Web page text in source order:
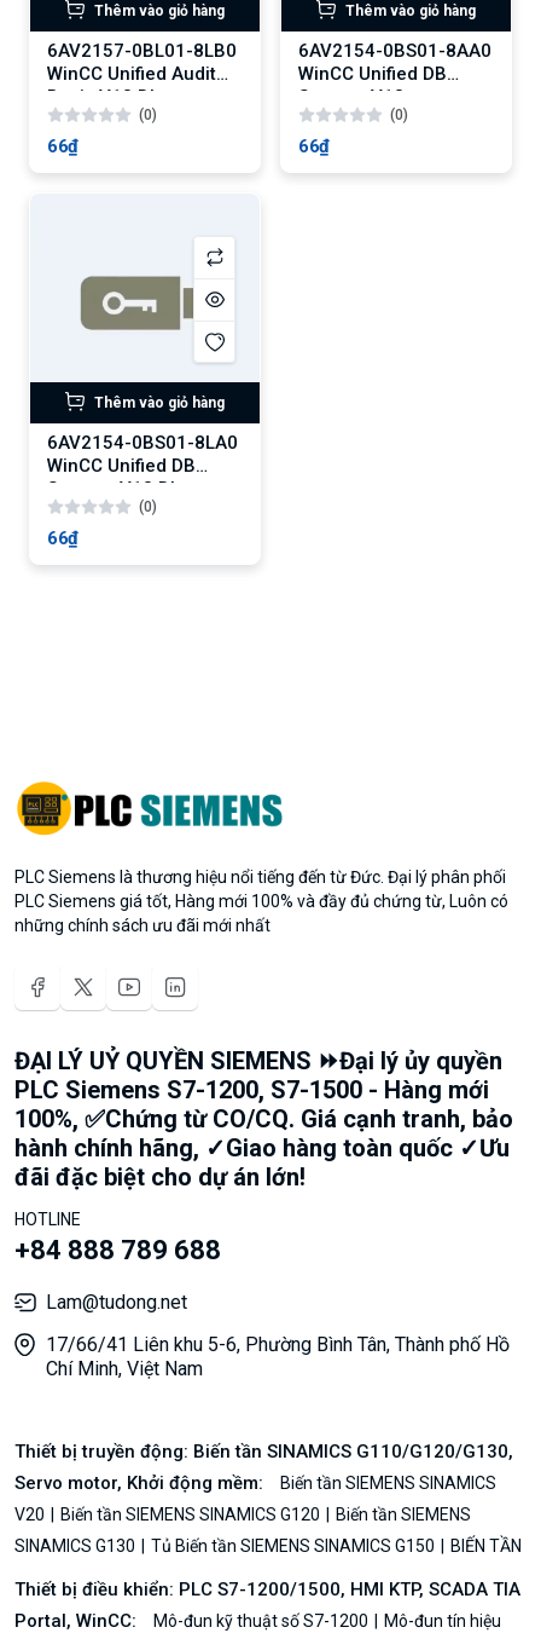
Thêm vào giỏ hàng
6AV2157-0BL01-8LB0
WinCC Unified Audit
Basis V18 DL
(0)
66₫
Thêm vào giỏ hàng
6AV2154-0BS01-8AA0
WinCC Unified DB
Storage V18
(0)
66₫
Thêm vào giỏ hàng
6AV2154-0BS01-8LA0
WinCC Unified DB
Storage V18 DL
(0)
66₫
PLC Siemens là thương hiệu nổi tiếng đến từ Đức. Đại lý phân phối
PLC Siemens giá tốt, Hàng mới 100% và đầy đủ chứng từ, Luôn có
những chính sách ưu đãi mới nhất
ĐẠI LÝ UỶ QUYỀN SIEMENS ⏩Đại lý ủy quyền
PLC Siemens S7-1200, S7-1500 - Hàng mới
100%, ✅Chứng từ CO/CQ. Giá cạnh tranh, bảo
hành chính hãng, ✓Giao hàng toàn quốc ✓Ưu
đãi đặc biệt cho dự án lớn!
HOTLINE
+84 888 789 688
Lam@tudong.net
17/66/41 Liên khu 5-6, Phường Bình Tân, Thành phố Hồ
Chí Minh, Việt Nam
Thiết bị truyền động: Biến tần SINAMICS G110/G120/G130,
Servo motor, Khởi động mềm:
Biến tần SIEMENS SINAMICS
V20
Biến tần SIEMENS SINAMICS G120
Biến tần SIEMENS
SINAMICS G130
Tủ Biến tần SIEMENS SINAMICS G150 BIẾN TẦN
Thiết bị điều khiển: PLC S7-1200/1500, HMI KTP, SCADA TIA
Portal, WinCC:
Mô-đun kỹ thuật số S7-1200
Mô-đun tín hiệu